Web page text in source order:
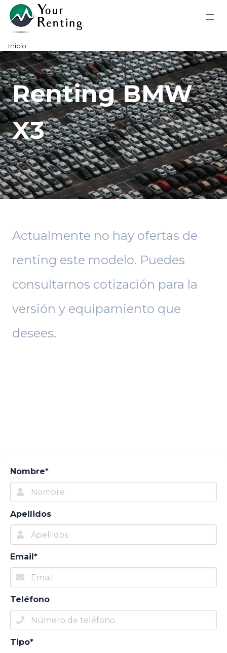
Inicio
Renting BMW
X3
Actualmente no hay ofertas de
renting este modelo. Puedes
consultarnos cotización para la
versión y equipamiento que
desees.
Nombre*
Apellidos
Email*
Teléfono
Tipo*